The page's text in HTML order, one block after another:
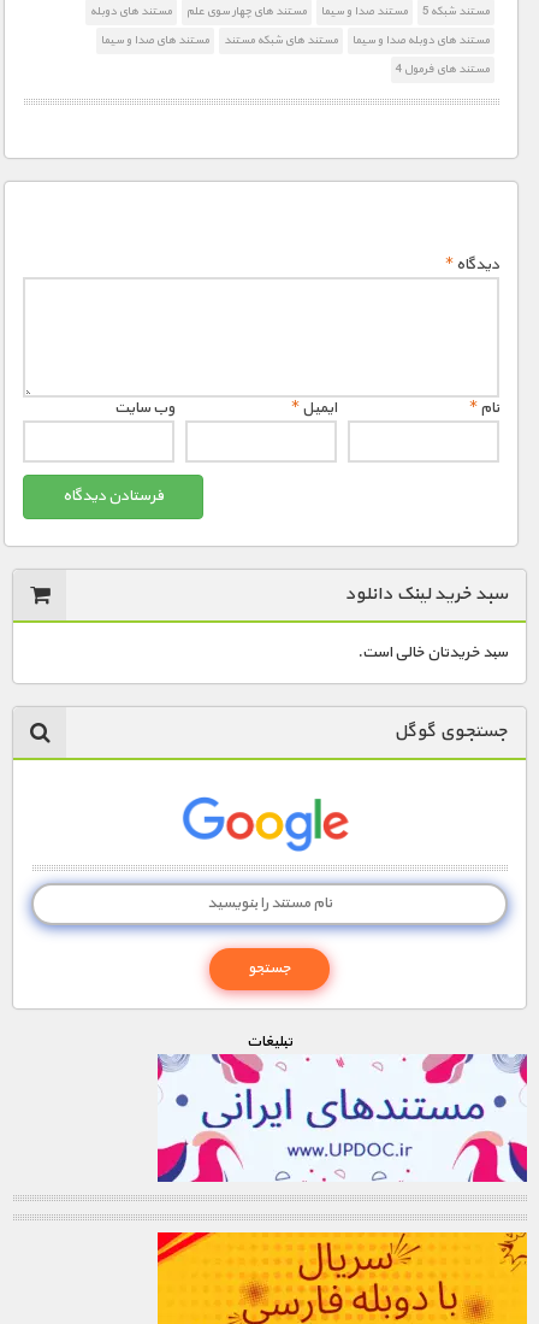
مستند شبکه 5
مستند صدا و سیما مستند های چهار سوی علم
مستند های دوبله
مستند های دوبله صدا و سیما
مستند های شبکه مستند
مستند های صدا و سیما
مستند های فرمول 4
دیدگاه*
نام* ایمیل* وب‌ سایت
سبد خرید لینک دانلود
سبد خریدتان خالی است.
جستجوی گوگل
تبليغات